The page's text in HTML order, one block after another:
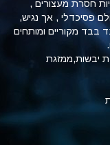
חסרת מעצורים ,
פסיכדלי , אך נגיש,
בבד מקוריים ומותחים
יבשות,ממזגת